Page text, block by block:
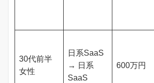
30代前半
女性
日系SaaS
→ 日系
SaaS
600万円